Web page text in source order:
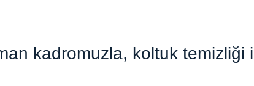
kadromuzla, koltuk temizliği